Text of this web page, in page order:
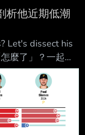
，很容易在中後
型球隊，若想爆
打線，並透過短
控制在低比分；
算將明顯提高。
：神村學園可以
牌投手龍頭汰樹
析他近期低潮
Let's dissect his
麼了」？一起剖
5th, 2026 Travis
news/paul-
deep-dive
a year ago: